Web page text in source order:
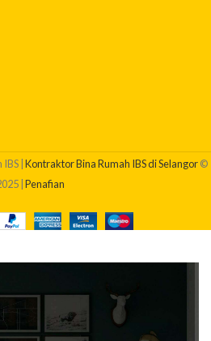
| Kontraktor Bina Rumah IBS di Selangor©
| Penafian
BINA RUMAH SAYA?